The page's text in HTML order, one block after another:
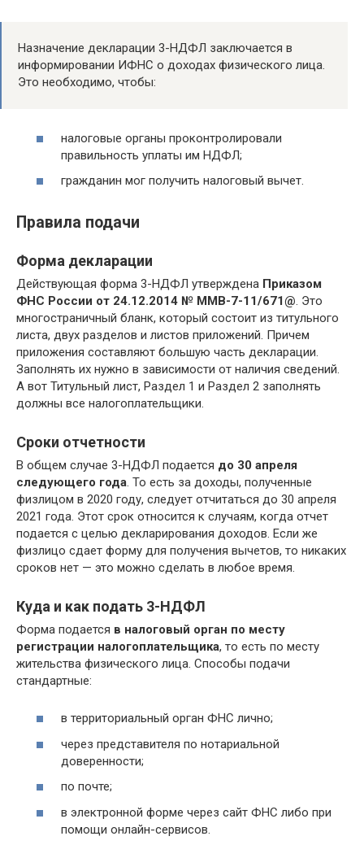
Назначение декларации 3-НДФЛ заключается в
информировании ИФНС о доходах физического лица.
Это необходимо, чтобы:
налоговые органы проконтролировали
правильность уплаты им НДФЛ;
гражданин мог получить налоговый вычет.
Правила подачи
Форма декларации
Действующая форма 3-НДФЛ утверждена Приказом
ФНС России от 24.12.2014 № ММВ-7-11/671@. Это
многостраничный бланк, который состоит из титульного
листа, двух разделов и листов приложений. Причем
приложения составляют большую часть декларации.
Заполнять их нужно в зависимости от наличия сведений.
А вот Титульный лист, Раздел 1 и Раздел 2 заполнять
должны все налогоплательщики.
Сроки отчетности
В общем случае 3-НДФЛ подается до 30 апреля
следующего года. То есть за доходы, полученные
физлицом в 2020 году, следует отчитаться до 30 апреля
2021 года. Этот срок относится к случаям, когда отчет
подается с целью декларирования доходов. Если же
физлицо сдает форму для получения вычетов, то никаких
сроков нет — это можно сделать в любое время.
Куда и как подать 3-НДФЛ
Форма подается в налоговый орган по месту
регистрации налогоплательщика, то есть по месту
жительства физического лица. Способы подачи
стандартные:
в территориальный орган ФНС лично;
через представителя по нотариальной
доверенности;
по почте;
в электронной форме через сайт ФНС либо при
помощи онлайн-сервисов.